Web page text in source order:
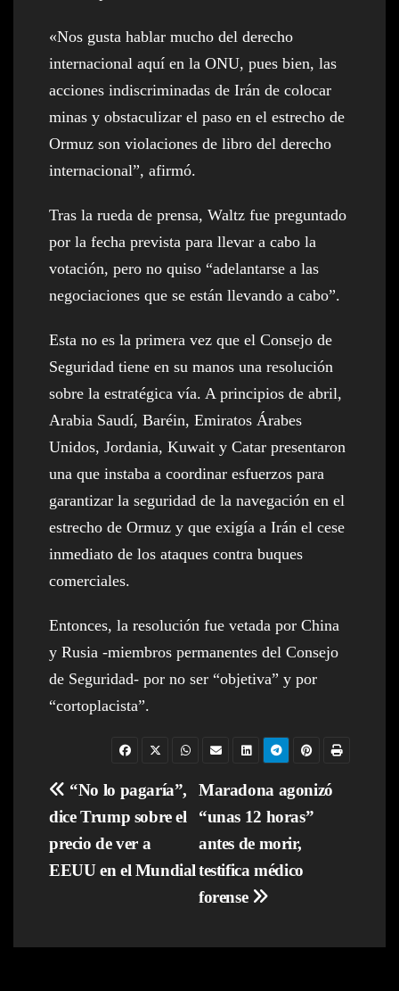
«Nos gusta hablar mucho del derecho
internacional aquí en la ONU, pues bien, las
acciones indiscriminadas de Irán de colocar
minas y obstaculizar el paso en el estrecho de
Ormuz son violaciones de libro del derecho
internacional”, afirmó.
Tras la rueda de prensa, Waltz fue preguntado
por la fecha prevista para llevar a cabo la
votación, pero no quiso “adelantarse a las
negociaciones que se están llevando a cabo”.
Esta no es la primera vez que el Consejo de
Seguridad tiene en su manos una resolución
sobre la estratégica vía. A principios de abril,
Arabia Saudí, Baréin, Emiratos Árabes
Unidos, Jordania, Kuwait y Catar presentaron
una que instaba a coordinar esfuerzos para
garantizar la seguridad de la navegación en el
estrecho de Ormuz y que exigía a Irán el cese
inmediato de los ataques contra buques
comerciales.
Entonces, la resolución fue vetada por China
y Rusia -miembros permanentes del Consejo
de Seguridad- por no ser “objetiva” y por
“cortoplacista”.
Navegación
de
entradas
Maradona agonizó
“unas 12 horas”
antes de morir,
testifica médico
forense
“No lo pagaría”,
dice Trump sobre el
precio de ver a
EEUU en el Mundial